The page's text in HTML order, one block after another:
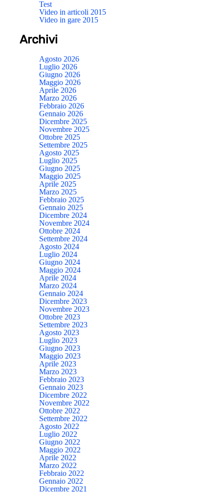
Test
Video in articoli 2015
Video in gare 2015
Archivi
Agosto 2026
Luglio 2026
Giugno 2026
Maggio 2026
Aprile 2026
Marzo 2026
Febbraio 2026
Gennaio 2026
Dicembre 2025
Novembre 2025
Ottobre 2025
Settembre 2025
Agosto 2025
Luglio 2025
Giugno 2025
Maggio 2025
Aprile 2025
Marzo 2025
Febbraio 2025
Gennaio 2025
Dicembre 2024
Novembre 2024
Ottobre 2024
Settembre 2024
Agosto 2024
Luglio 2024
Giugno 2024
Maggio 2024
Aprile 2024
Marzo 2024
Gennaio 2024
Dicembre 2023
Novembre 2023
Ottobre 2023
Settembre 2023
Agosto 2023
Luglio 2023
Giugno 2023
Maggio 2023
Aprile 2023
Marzo 2023
Febbraio 2023
Gennaio 2023
Dicembre 2022
Novembre 2022
Ottobre 2022
Settembre 2022
Agosto 2022
Luglio 2022
Giugno 2022
Maggio 2022
Aprile 2022
Marzo 2022
Febbraio 2022
Gennaio 2022
Dicembre 2021